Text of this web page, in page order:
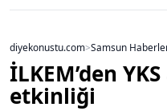
diyekonustu.com>Samsun
İLKEM’den
etkinliği